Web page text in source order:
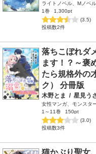
ライトノベル、Mノベ
1巻
1,300pt
(3.5)
投稿数2件
落ちこぼれダ
ます！？～褒
たら規格外の
ク） 分冊版
木野とま / 星見う
女性マンガ、モンスタ
1～11巻
150pt
(3.0)
投稿数3件